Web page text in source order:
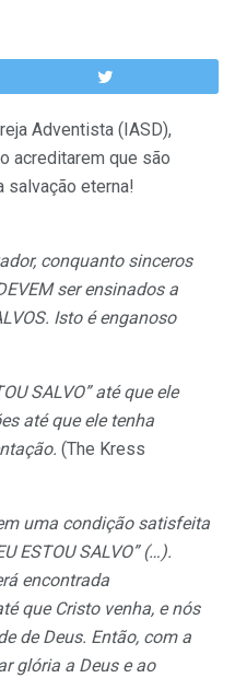
Adventista (IASD),
acreditarem que são
salvação eterna!
conquanto sinceros
ser ensinados a
Isto é enganoso
SALVO” até que ele
até que ele tenha
(The Kress
uma condição satisfeita
ESTOU SALVO” (…).
encontrada
que Cristo venha, e nós
de Deus. Então, com a
glória a Deus e ao